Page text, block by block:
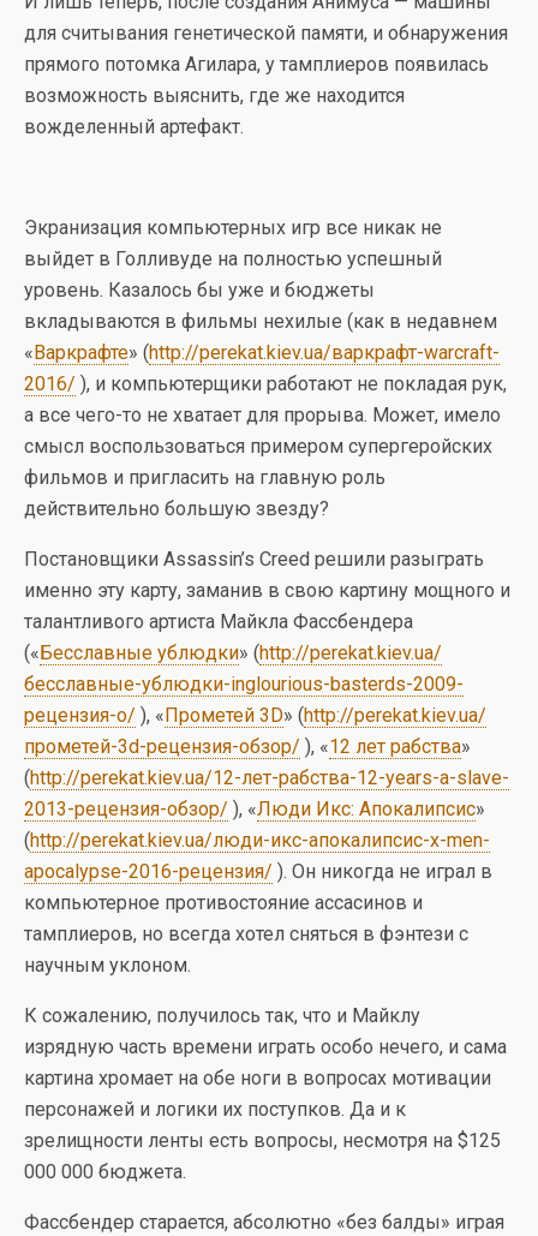
для считывания генетической памяти, и обнаружения
прямого потомка Агилара, у тамплиеров появилась
возможность выяснить, где же находится
вожделенный артефакт.
Экранизация компьютерных игр все никак не
выйдет в Голливуде на полностью успешный
уровень. Казалось бы уже и бюджеты
вкладываются в фильмы нехилые (как в недавнем
« Варкрафте» (http://perekat.kiev.ua/варкрафт-warcraft-
2016/ ), и компьютерщики работают не покладая рук,
а все чего-то не хватает для прорыва. Может, имело
смысл воспользоваться примером супергеройских
фильмов и пригласить на главную роль
действительно большую звезду?
Постановщики Assassin’s Creed решили разыграть
именно эту карту, заманив в свою картину мощного и
талантливого артиста Майкла Фассбендера
(« Бесславные ублюдки» (http://perekat.kiev.ua/
бесславные-ублюдки-inglourious-basterds-2009-
рецензия-о/ ), « Прометей 3D» (http://perekat.kiev.ua/
прометей-3d-рецензия-обзор/ ), «12 лет рабства»
(http://perekat.kiev.ua/12-лет-рабства-12-years-a-slave-
2013-рецензия-обзор/ ), «Люди Икс: Апокалипсис»
(http://perekat.kiev.ua/люди-икс-апокалипсис-x-men-
apocalypse-2016-рецензия/ ). Он никогда не играл в
компьютерное противостояние ассасинов и
тамплиеров, но всегда хотел сняться в фэнтези с
научным уклоном.
К сожалению, получилось так, что и Майклу
изрядную часть времени играть особо нечего, и сама
картина хромает на обе ноги в вопросах мотивации
персонажей и логики их поступков. Да и к
зрелищности ленты есть вопросы, несмотря на $125
000 000 бюджета.
Фассбендер старается, абсолютно «без балды» играя